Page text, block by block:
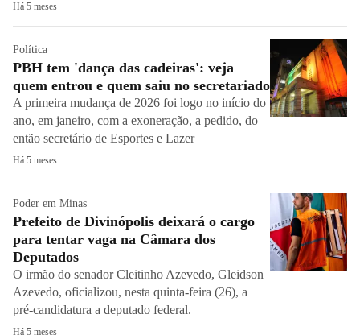
Há 5 meses
Política
PBH tem 'dança das cadeiras': veja
quem entrou e quem saiu no secretariado
A primeira mudança de 2026 foi logo no início do
ano, em janeiro, com a exoneração, a pedido, do
então secretário de Esportes e Lazer
Há 5 meses
Poder em Minas
Prefeito de Divinópolis deixará o cargo
para tentar vaga na Câmara dos
Deputados
O irmão do senador Cleitinho Azevedo, Gleidson
Azevedo, oficializou, nesta quinta-feira (26), a
pré-candidatura a deputado federal.
Há 5 meses